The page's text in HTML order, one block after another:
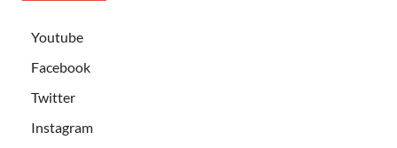
Youtube
Facebook
Twitter
Instagram